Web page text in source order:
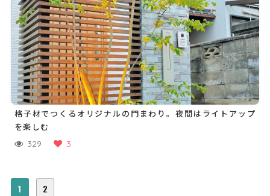
格子材でつくるオリジナルの門まわり。夜間はライトアップ
を楽しむ
329 3
1 2